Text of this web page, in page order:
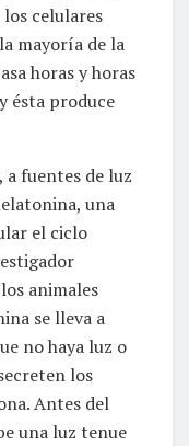
celulares
mayoría de la
horas y horas
ésta produce
a fuentes de luz
una
el ciclo
animales
se lleva a
no haya luz o
los
Antes del
una luz tenue